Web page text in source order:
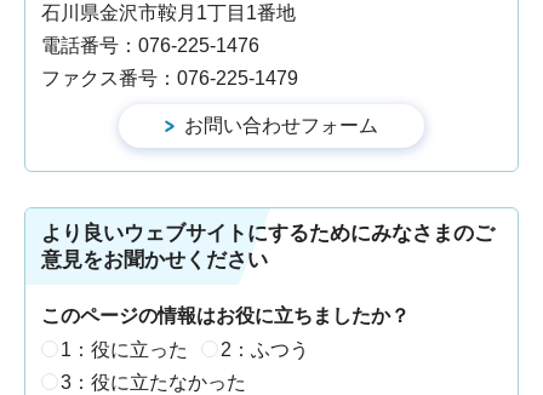
石川県金沢市鞍月1丁目1番地
電話番号：076-225-1476
ファクス番号：076-225-1479
より良いウェブサイトにするためにみなさまのご
意見をお聞かせください
このページの情報はお役に立ちましたか？
1：役に立った
2：ふつう
3：役に立たなかった